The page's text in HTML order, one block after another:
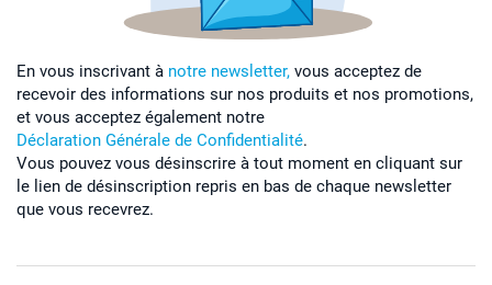
En vous inscrivant à notre newsletter, vous acceptez de
recevoir des informations sur nos produits et nos promotions,
et vous acceptez également notre
Déclaration Générale de Confidentialité.
Vous pouvez vous désinscrire à tout moment en cliquant sur
le lien de désinscription repris en bas de chaque newsletter
que vous recevrez.